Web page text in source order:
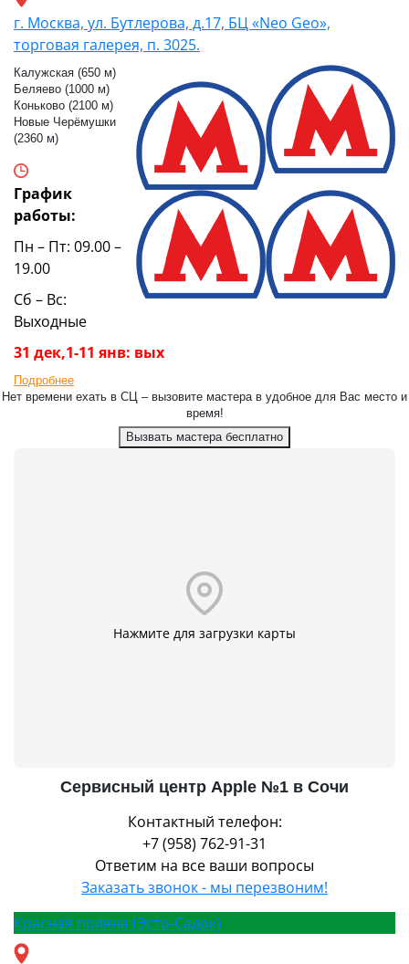
г. Москва, ул. Бутлерова, д.17, БЦ «Neo Geo»,
торговая галерея, п. 3025.
Калужская (650 м)
Беляево (1000 м)
Коньково (2100 м)
Новые Черёмушки
(2360 м)
График
работы:
Пн – Пт: 09.00 –
19.00
Сб – Вс:
Выходные
31 дек,1-11 янв: вых
Подробнее
Нет времени ехать в СЦ – вызовите мастера в удобное для Вас место и
время!
Вызвать мастера бесплатно
Нажмите для загрузки карты
Сервисный центр Apple №1 в Сочи
Контактный телефон:
+7 (958) 762-91-31
Ответим на все ваши вопросы
Заказать звонок - мы перезвоним!
Красная поляна (Эсто-Садок)